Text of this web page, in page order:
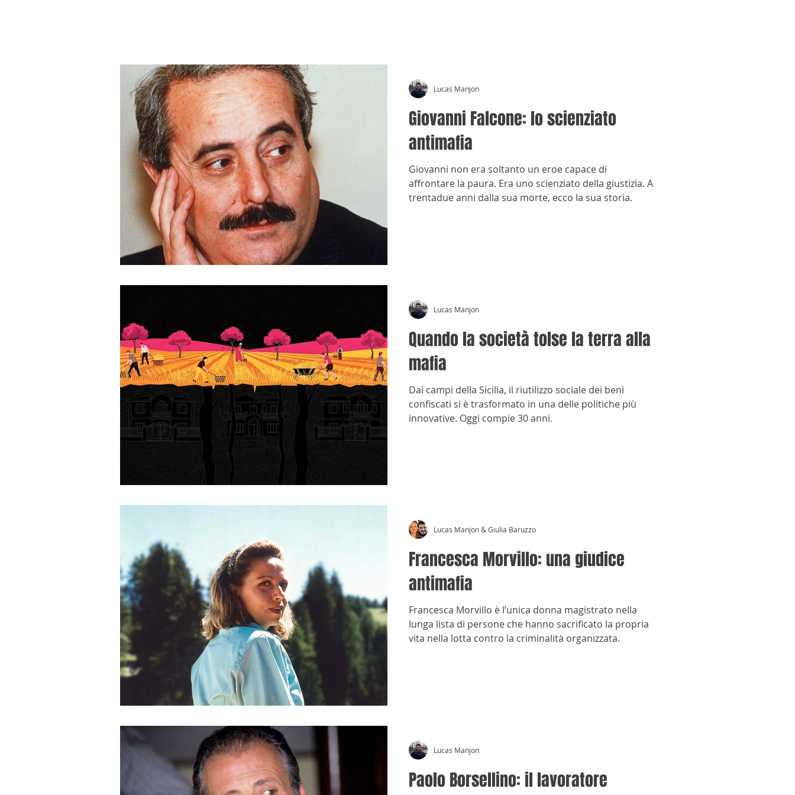
Giovanni Falcone: lo scienziato
antimafia
Giovanni non era soltanto un eroe capace di
affrontare la paura. Era uno scienziato della giustizia. A
trentadue anni dalla sua morte, ecco la sua storia.
Lucas Manjon
Quando la società tolse la terra alla
mafia
Dai campi della Sicilia, il riutilizzo sociale dei beni
confiscati si è trasformato in una delle politiche più
innovative. Oggi compie 30 anni.
Lucas Manjon
Francesca Morvillo: una giudice
antimafia
Francesca Morvillo è l’unica donna magistrato nella
lunga lista di persone che hanno sacrificato la propria
vita nella lotta contro la criminalità organizzata.
Lucas Manjon & Giulia Baruzzo
Paolo Borsellino: il lavoratore
Lucas Manjon